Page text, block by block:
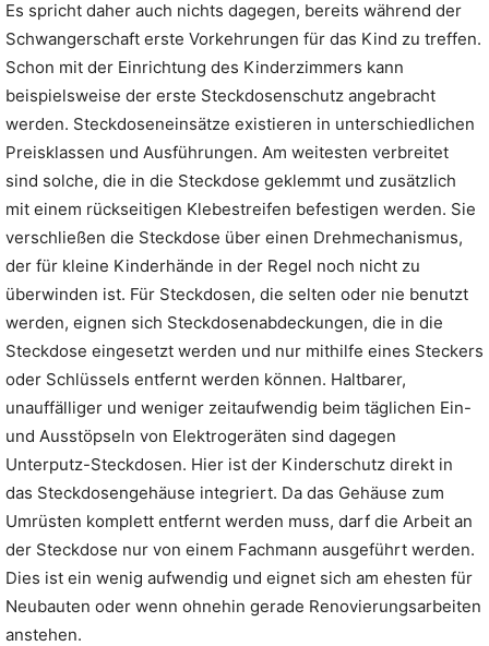
Es spricht daher auch nichts dagegen, bereits während der
Schwangerschaft erste Vorkehrungen für das Kind zu treffen.
Schon mit der Einrichtung des Kinderzimmers kann
beispielsweise der erste Steckdosenschutz angebracht
werden. Steckdoseneinsätze existieren in unterschiedlichen
Preisklassen und Ausführungen. Am weitesten verbreitet
sind solche, die in die Steckdose geklemmt und zusätzlich
mit einem rückseitigen Klebestreifen befestigen werden. Sie
verschließen die Steckdose über einen Drehmechanismus,
der für kleine Kinderhände in der Regel noch nicht zu
überwinden ist. Für Steckdosen, die selten oder nie benutzt
werden, eignen sich Steckdosenabdeckungen, die in die
Steckdose eingesetzt werden und nur mithilfe eines Steckers
oder Schlüssels entfernt werden können. Haltbarer,
unauffälliger und weniger zeitaufwendig beim täglichen Ein-
und Ausstöpseln von Elektrogeräten sind dagegen
Unterputz-Steckdosen. Hier ist der Kinderschutz direkt in
das Steckdosengehäuse integriert. Da das Gehäuse zum
Umrüsten komplett entfernt werden muss, darf die Arbeit an
der Steckdose nur von einem Fachmann ausgeführt werden.
Dies ist ein wenig aufwendig und eignet sich am ehesten für
Neubauten oder wenn ohnehin gerade Renovierungsarbeiten
anstehen.